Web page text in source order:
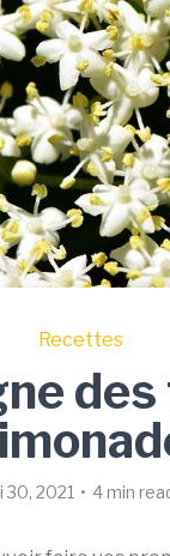
Recettes
des
30, 2021 4 min